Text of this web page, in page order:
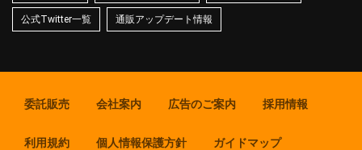
公式Twitter一覧 通販アップデート情報
委託販売 会社案内 広告のご案内 採用情報
利用規約 個人情報保護方針 ガイドマップ